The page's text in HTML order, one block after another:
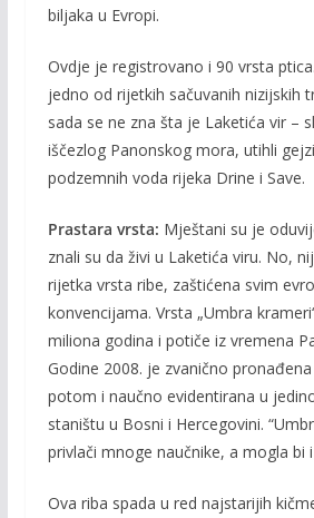
biljaka u Evropi.
Ovdje je registrovano i 90 vrsta
jedno od rijetkih sačuvanih nizijskih
sada se ne zna šta je Laketića vir –
iščezlog Panonskog mora, utihli
podzemnih voda rijeka Drine i Save.
Prastara vrsta: Mještani su je
znali su da živi u Laketića viru. No,
rijetka vrsta ribe, zaštićena svim
konvencijama. Vrsta „Umbra
miliona godina i potiče iz vremena
Godine 2008. je zvanično
potom i naučno evidentirana u
staništu u Bosni i Hercegovini.
privlači mnoge naučnike, a mogla bi
Ova riba spada u red najstarijih